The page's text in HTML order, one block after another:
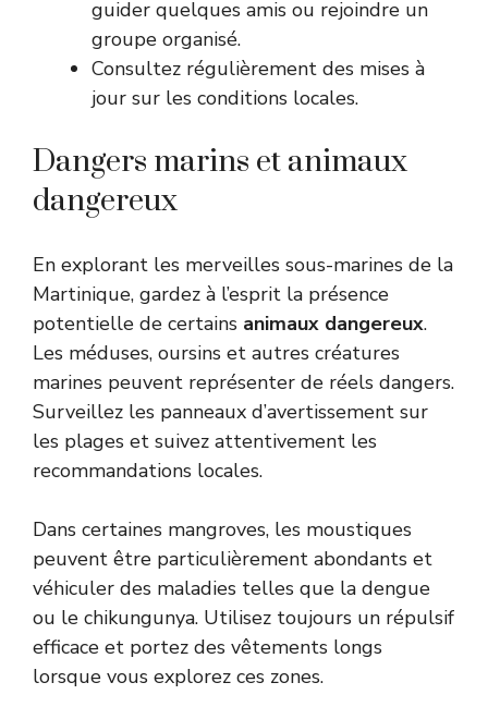
guider quelques amis ou rejoindre un
groupe organisé.
Consultez régulièrement des mises à
jour sur les conditions locales.
Dangers marins et animaux
dangereux
En explorant les merveilles sous-marines de la
Martinique, gardez à l’esprit la présence
potentielle de certains animaux dangereux.
Les méduses, oursins et autres créatures
marines peuvent représenter de réels dangers.
Surveillez les panneaux d’avertissement sur
les plages et suivez attentivement les
recommandations locales.
Dans certaines mangroves, les moustiques
peuvent être particulièrement abondants et
véhiculer des maladies telles que la dengue
ou le chikungunya. Utilisez toujours un répulsif
efficace et portez des vêtements longs
lorsque vous explorez ces zones.